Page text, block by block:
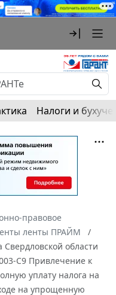
Налоги и
правовое
ленты ПРАЙМ
области
С9 Привлечение к
уплату налога на
на упрощенную